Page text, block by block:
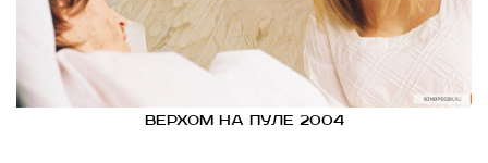
Верхом на пуле 2004